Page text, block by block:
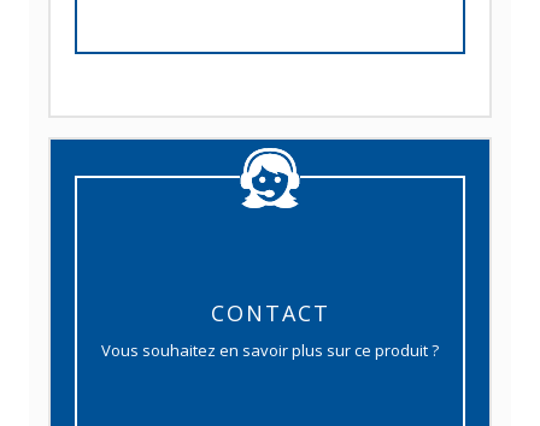
CONTACT
Vous souhaitez en savoir plus sur ce produit ?